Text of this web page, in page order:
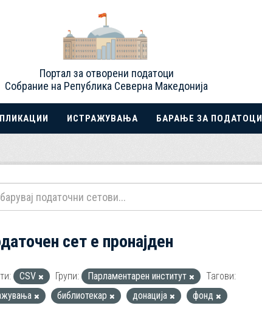
Портал за отворени податоци
Собрание на Република Северна Македонија
ИСТРАЖУВАЊА БАРАЊЕ ЗА ПОДАТОЦИ
сет е пронајден
CSV Групи: Парламентарен институт
Тагови:
библиотекар донација фонд